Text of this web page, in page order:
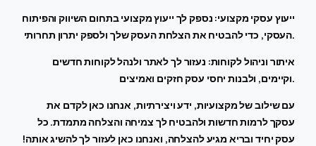
ייעוץ עסקי מקצועי: נספק לך ייעוץ מקצועי בתחום השיווק והפיתוח
העסקי, כדי להבטיח את הצלחת העסק שלך ולספק יתרון תחרותי.
איתור וניהול לקוחות: נעזור לך לאתר ולנהל לקוחות חדשים
וקיימים, ולבנות יחסי עסק חזקים ואמיצים.
עם שילוב של מקצועיות, ידע ויצירתיות, אנחנו כאן לקדם את
עסקך לרמות חדשות ולהבטיח לך צמיחה והצלחה מתמדת. כל
עסק יחיד ובריא מגיע להצלחה, ואנחנו כאן לעזור לך להשיג אותה!